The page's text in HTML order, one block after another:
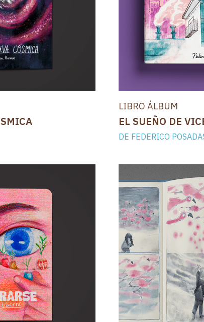
LIBRO ÁLBUM
EL SUEÑO DE
DE FEDERICO